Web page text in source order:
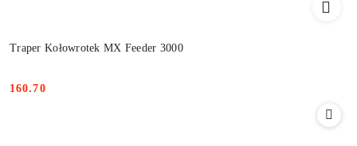
Traper Kołowrotek MX Feeder 3000
Cena:
160.70